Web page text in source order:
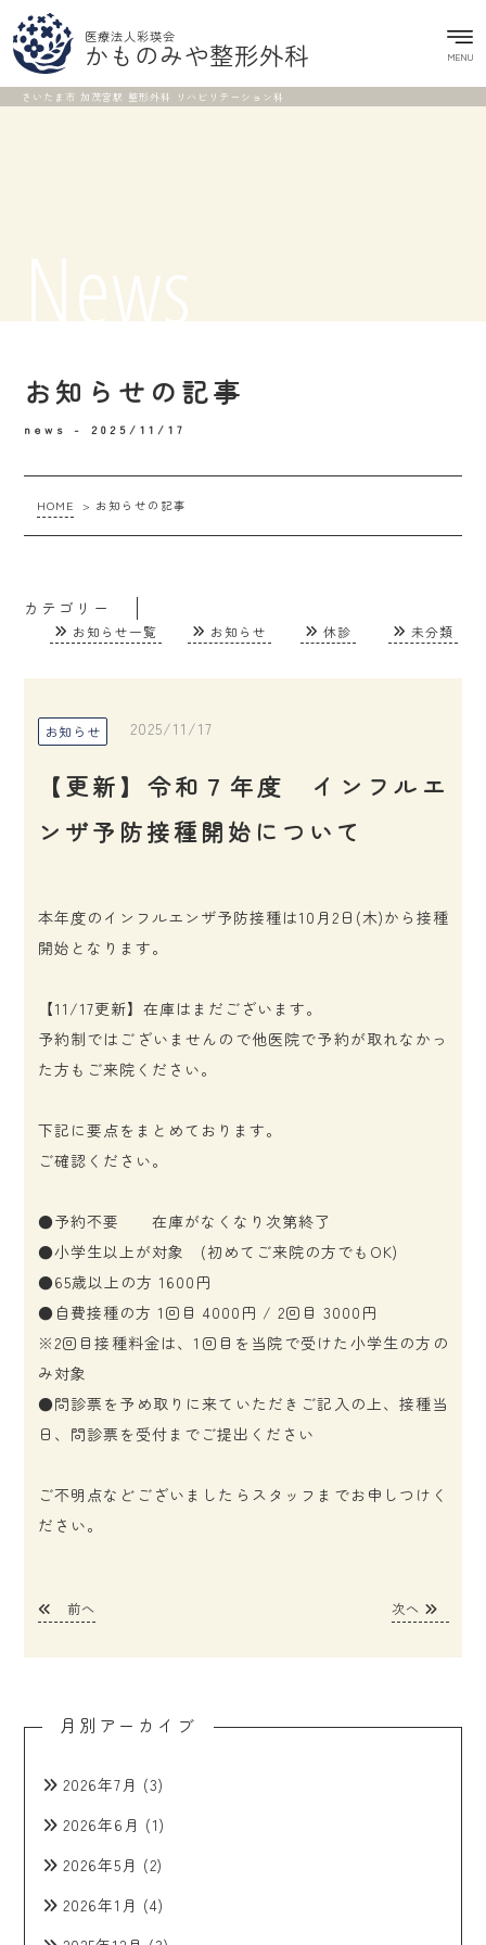
さいたま市 加茂宮駅 整形外科 リハビリテーション科
医療法人彩瑛会
かものみや整形外科 MENU
News
お知らせの記事
news -2025/11/17
HOME > お知らせの記事
カテゴリー
お知らせ一覧 お知らせ 休診 未分類
お知らせ 2025/11/17
【更新】令和７年度 インフルエ
ンザ予防接種開始について
本年度のインフルエンザ予防接種は10月2日(木)から接種
開始となります。
【11/17更新】在庫はまだございます。
予約制ではございませんので他医院で予約が取れなかっ
た方もご来院ください。
下記に要点をまとめております。
ご確認ください。
●予約不要 在庫がなくなり次第終了
●小学生以上が対象 (初めてご来院の方でもOK)
●65歳以上の方 1600円
●自費接種の方 1回目 4000円 / 2回目 3000円
※2回目接種料金は、1回目を当院で受けた小学生の方の
み対象
●問診票を予め取りに来ていただきご記入の上、接種当
日、問診票を受付までご提出ください
ご不明点などございましたらスタッフまでお申しつけく
ださい。
前へ 次へ
月別アーカイブ
2026年7月 (3)
2026年6月 (1)
2026年5月 (2)
2026年1月 (4)